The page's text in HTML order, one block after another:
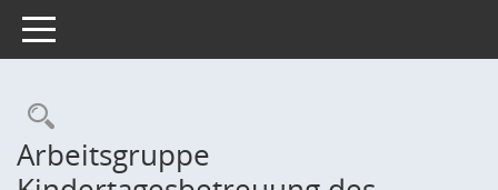
Toggle navigation
Rechercheauswahl
Arbeitsgruppe